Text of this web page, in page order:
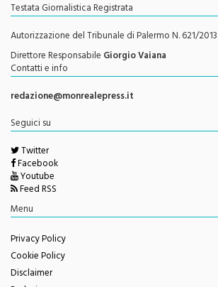
Autorizzazione del Tribunale di Palermo N. 621/2013
Direttore ResponsabileGiorgio Vaiana
Contatti e info
redazione@monrealepress.it
Twitter
Facebook
Youtube
Feed RSS
Menu
Privacy Policy
Cookie Policy
Disclaimer
Redazione